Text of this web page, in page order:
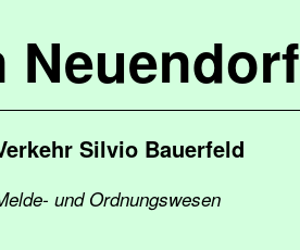
Neuendorf
Silvio Bauerfeld
und Ordnungswesen